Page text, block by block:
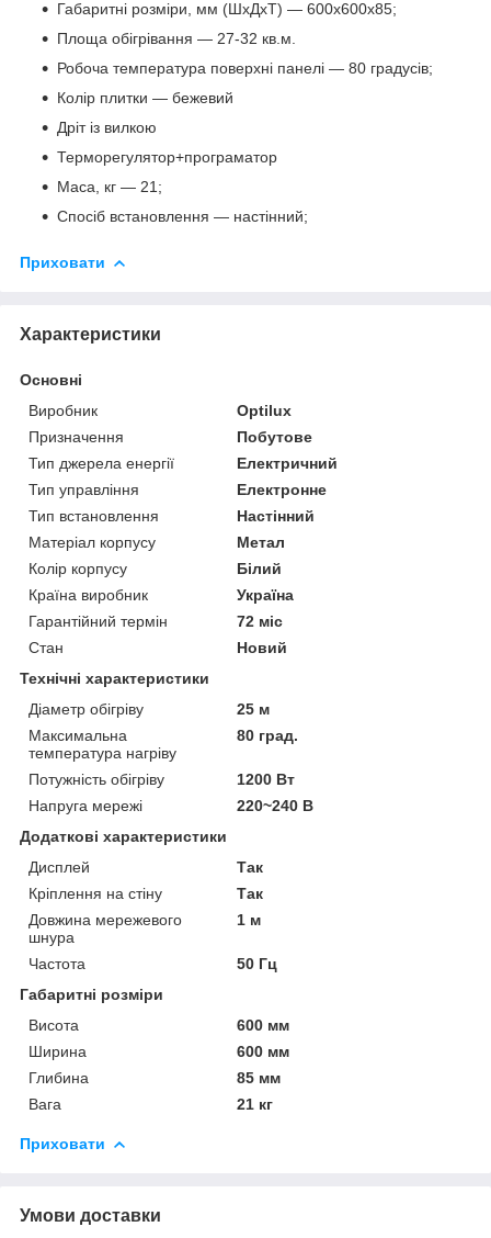
Габаритні розміри, мм (ШхДхТ) — 600х600х85;
Площа обігрівання — 27-32 кв.м.
Робоча температура поверхні панелі — 80 градусів;
Колір плитки — бежевий
Дріт із вилкою
Терморегулятор+програматор
Маса, кг — 21;
Спосіб встановлення — настінний;
Приховати
Характеристики
Основні
Виробник
Optilux
Призначення
Побутове
Тип джерела енергії
Електричний
Тип управління
Електронне
Тип встановлення
Настінний
Матеріал корпусу
Метал
Колір корпусу
Білий
Країна виробник
Україна
Гарантійний термін
72 міс
Стан
Новий
Технічні характеристики
Діаметр обігріву
25 м
Максимальна
температура нагріву
80 град.
Потужність обігріву
1200 Вт
Напруга мережі
220~240 В
Додаткові характеристики
Дисплей
Так
Кріплення на стіну
Так
Довжина мережевого
шнура
1 м
Частота
50 Гц
Габаритні розміри
Висота
600 мм
Ширина
600 мм
Глибина
85 мм
Вага
21 кг
Приховати
Умови доставки